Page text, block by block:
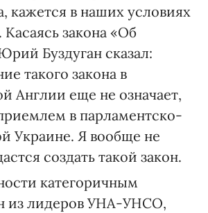
кажется в наших условиях
закона «Об
Буздуган сказал:
такого закона в
Англии еще не означает,
в парламентско-
Украине. Я вообще не
создать такой закон.
категоричным
из лидеров УНА-УНСО,